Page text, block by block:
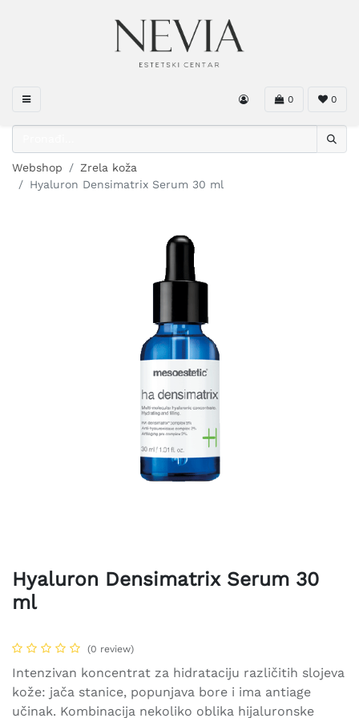
0 0
Webshop
Zrela koža
Hyaluron Densimatrix Serum 30 ml
Hyaluron Densimatrix Serum 30
ml
(0 review)
Intenzivan koncentrat za hidrataciju različitih slojeva
kože: jača stanice, popunjava bore i ima antiage
učinak. Kombinacija nekoliko oblika hijaluronske